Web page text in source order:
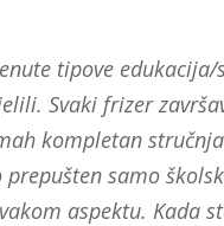
tipove
Svaki frizer
kompletan
prepušten samo
aspektu. Kada